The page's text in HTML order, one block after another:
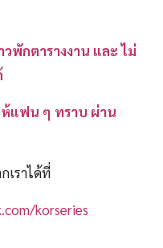
พักตารางงาน และ ไม่
ห้แฟน ๆ ทราบ ผ่าน
เราได้ที่
korseries